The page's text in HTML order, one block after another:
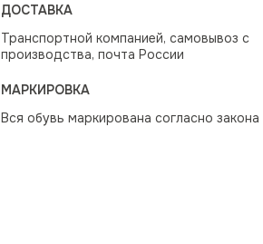
ДОСТАВКА
Транспортной компанией, самовывоз с
производства, почта России
МАРКИРОВКА
Вся обувь маркирована согласно закона